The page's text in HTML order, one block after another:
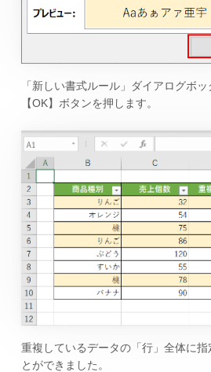
「新しい書式ルール」ダイアログボ
【OK】ボタンを押します。
重複しているデータの「行」全体に指
とができました。